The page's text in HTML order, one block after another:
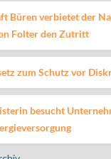
Büren verbietet der
Folter den Zutritt
zum Schutz vor
besucht